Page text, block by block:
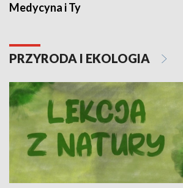
Medycyna i Ty
PRZYRODA I EKOLOGIA